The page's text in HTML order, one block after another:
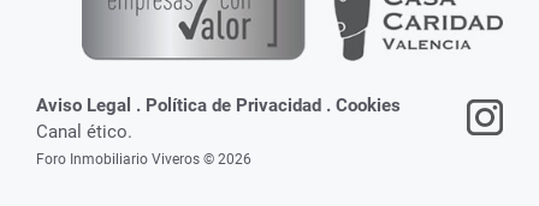
Aviso Legal . Política de Privacidad . Cookies
Canal ético.
Foro Inmobiliario Viveros © 2026